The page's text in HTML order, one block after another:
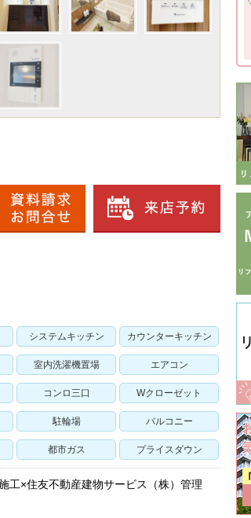
システムキッチン カウンターキッチン
室内洗濯機置場 エアコン
コンロ三口 Wクローゼット
駐輪場 バルコニー
都市ガス プライスダウン
工×住友不動産建物サービス（株）管理